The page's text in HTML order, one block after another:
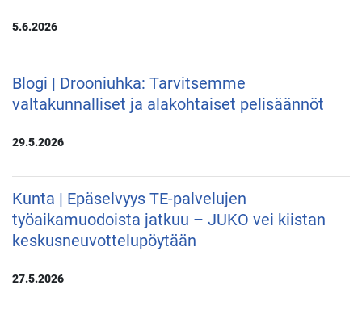
5.6.2026
Blogi | Drooniuhka: Tarvitsemme
valtakunnalliset ja alakohtaiset pelisäännöt
29.5.2026
Kunta | Epäselvyys TE-palvelujen
työaikamuodoista jatkuu – JUKO vei kiistan
keskusneuvottelupöytään
27.5.2026